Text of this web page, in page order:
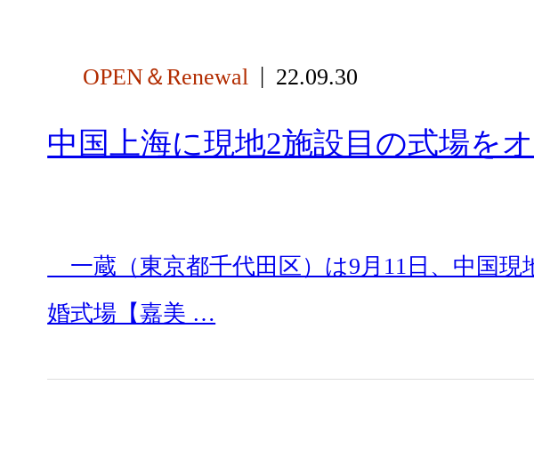
OPEN＆Renewal 22.09.30
中国上海に現地2施設目の式場を
一蔵（東京都千代田区）は9月11日、中国現
婚式場【嘉美 …